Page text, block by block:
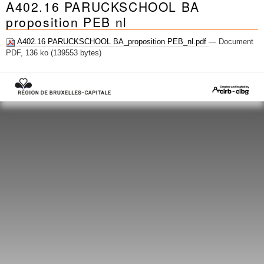
Mots-clés
Renseignements urbanistiques
A402.16 PARUCKSCHOOL BA
proposition PEB nl
A402.16 PARUCKSCHOOL BA_proposition PEB_nl.pdf — Document
PDF, 136 ko (139553 bytes)